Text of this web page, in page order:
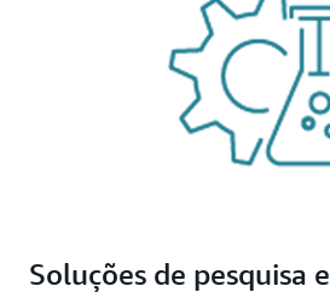
Soluções de pesquisa e